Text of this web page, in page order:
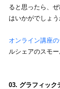
ると思ったら、
はいかがでしょう
オンライン講座
ルシェアのスモ
03. グラフィック